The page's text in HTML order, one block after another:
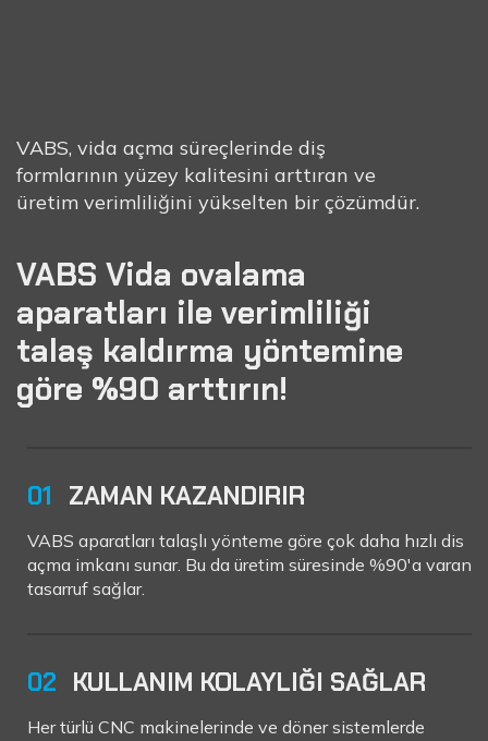
VABS NEDİR?
VABS, vida açma süreçlerinde diş
formlarının yüzey kalitesini arttıran ve
üretim verimliliğini yükselten bir çözümdür.
VABS Vida ovalama
aparatları ile verimliliği
talaş kaldırma yöntemine
göre %90 arttırın!
01 ZAMAN KAZANDIRIR
VABS aparatları talaşlı yönteme göre çok daha hızlı dis
açma imkanı sunar. Bu da üretim süresinde %90'a varan
tasarruf sağlar.
02 KULLANIM KOLAYLIĞI SAĞLAR
Her türlü CNC makinelerinde ve döner sistemlerde